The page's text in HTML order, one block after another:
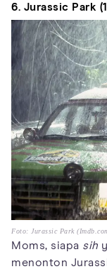
6. Jurassic Park
Foto: Jurassic Park
Moms, siapa sih
menonton